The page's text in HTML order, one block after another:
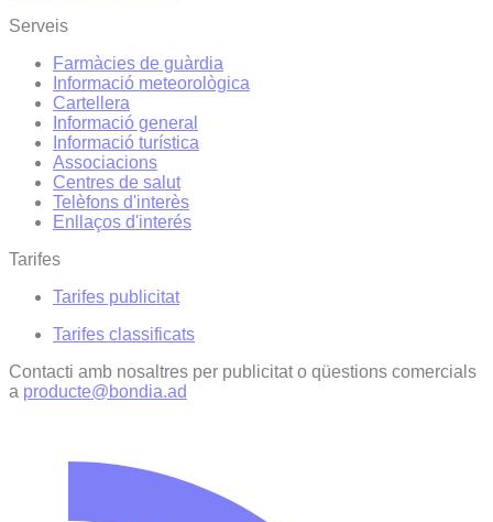
Serveis
Farmàcies de guàrdia
Informació meteorològica
Cartellera
Informació general
Informació turística
Associacions
Centres de salut
Telèfons d'interès
Enllaços d'interés
Tarifes
Tarifes publicitat
Tarifes classificats
Contacti amb nosaltres per publicitat o qüestions comercials
a producte@bondia.ad